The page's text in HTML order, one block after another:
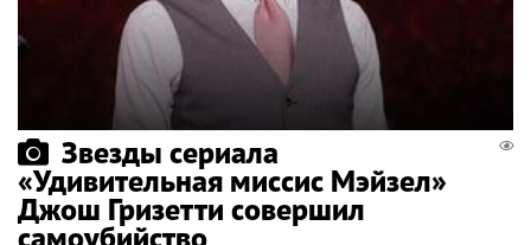
Звезды сериала
«Удивительная миссис Мэйзел»
Джош Гризетти совершил
самоубийство